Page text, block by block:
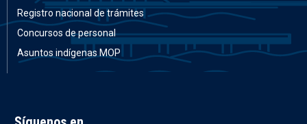
Registro nacional de trámites
Concursos de personal
Asuntos indígenas MOP